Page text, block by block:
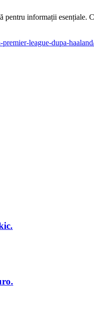
informații esențiale.
league-dupa-